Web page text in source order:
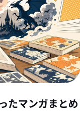
たマンガまとめ